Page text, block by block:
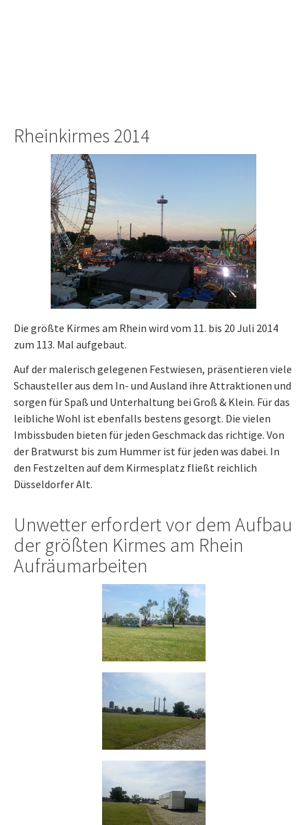
Rheinkirmes 2014
Die größte Kirmes am Rhein wird vom 11. bis 20 Juli 2014
zum 113. Mal aufgebaut.
Auf der malerisch gelegenen Festwiesen, präsentieren viele
Schausteller aus dem In- und Ausland ihre Attraktionen und
sorgen für Spaß und Unterhaltung bei Groß & Klein. Für das
leibliche Wohl ist ebenfalls bestens gesorgt. Die vielen
Imbissbuden bieten für jeden Geschmack das richtige. Von
der Bratwurst bis zum Hummer ist für jeden was dabei. In
den Festzelten auf dem Kirmesplatz fließt reichlich
Düsseldorfer Alt.
Unwetter erfordert vor dem Aufbau
der größten Kirmes am Rhein
Aufräumarbeiten